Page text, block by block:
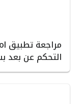
التحكم عن بعد